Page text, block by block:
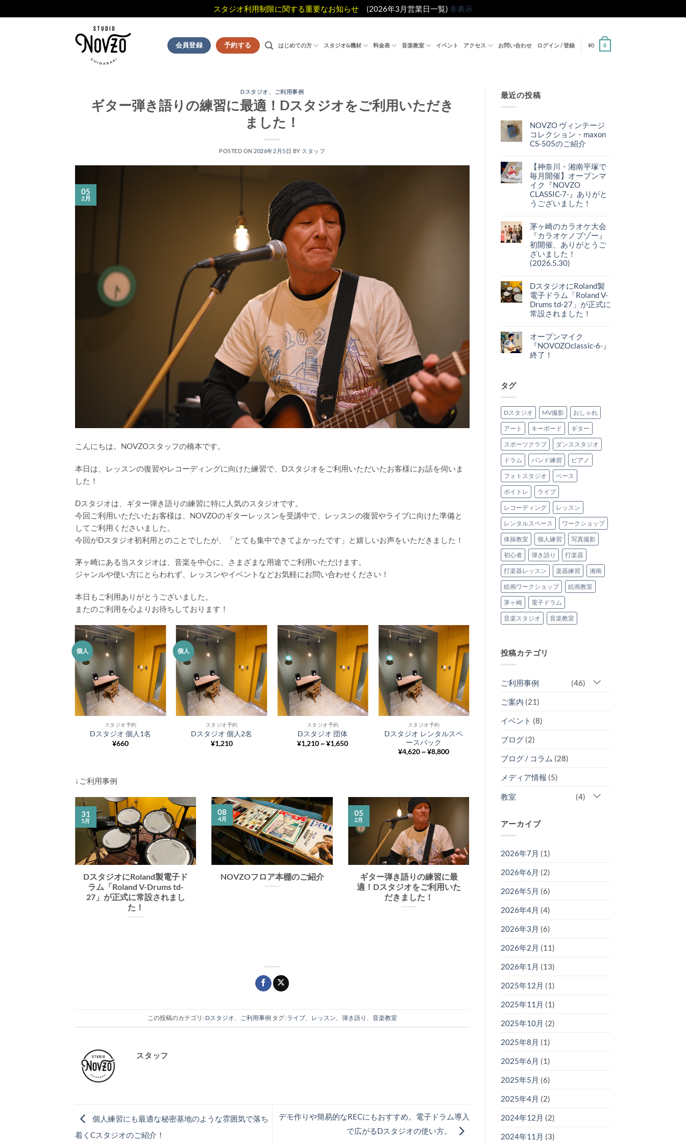
スタジオ利用制限に関する重要なお知らせ (2026年3月営業日一覧) 非表示
会員登録 予約する はじめての方 スタジオ&機材 料金表 音楽教室 イベント アクセス お問い合わせ ログイン / 登録 ¥0 0
Dスタジオ、 ご利用事例
ギター弾き語りの練習に最適！Dスタジオをご利用いただき
ました！
POSTED ON 2026年2月5日 BY スタッフ
05
2月
こんにちは。NOVZOスタッフの橋本です。
本日は、レッスンの復習やレコーディングに向けた練習で、Dスタジオをご利用いただいたお客様にお話を伺いま
した！
Dスタジオは、ギター弾き語りの練習に特に人気のスタジオです。
今回ご利用いただいたお客様は、NOVZOのギターレッスンを受講中で、レッスンの復習やライブに向けた準備と
してご利用くださいました。
今回がDスタジオ初利用とのことでしたが、「とても集中できてよかったです」と嬉しいお声をいただきました！
茅ヶ崎にある当スタジオは、音楽を中心に、さまざまな用途でご利用いただけます。
ジャンルや使い方にとらわれず、レッスンやイベントなどお気軽にお問い合わせください！
本日もご利用ありがとうございました。
またのご利用を心よりお待ちしております！
個人
スタジオ予約
Dスタジオ 個人1名
¥660
個人
スタジオ予約
Dスタジオ 個人2名
¥1,210
スタジオ予約
Dスタジオ 団体
¥1,210 ~ ¥1,650
スタジオ予約
Dスタジオ レンタルスペ
ースパック
¥4,620 ~ ¥8,800
↓ご利用事例
DスタジオにRoland製電子ド
ラム「Roland V-Drums td-
27」が正式に常設されまし
た！
31
5月
NOVZOフロア本棚のご紹介
08
4月
ギター弾き語りの練習に最
適！Dスタジオをご利用いた
だきました！
05
2月
レコーディングやライブに向
けた練習でDスタジオをご利
用いただきました！
この投稿のカテゴリ: Dスタジオ、 ご利用事例 タグ: ライブ、 レッスン、 弾き語り 、 音楽教室
スタッフ
個人練習にも最適な秘密基地のような雰囲気で落ち
着くCスタジオのご紹介！
デモ作りや簡易的なRECにもおすすめ。電子ドラム導入
で広がるDスタジオの使い方。
最近の投稿
NOVZO ヴィンテージ
コレクション・maxon
CS-505のご紹介
ン
テ
ー
ジ
コ
レ
ク
ン・
maxon
505
の
ご
紹
ト
は
ま
だ
あ
り
ま
【神奈川・湘南平塚で
毎月開催】オープンマ
イク『NOVZO
CLASSIC-7-』ありがと
うございました！
川・
湘
平
塚
で
毎
月
オ
ー
プ
ン
マ
イ
CLASSIC-
7-』
り
が
た！
へ
の
ン
ト
は
ま
だ
あ
り
ま
茅ヶ崎のカラオケ大会
『カラオケノブゾー』
初開催、ありがとうご
ざいました！
(2026.5.30)
崎
の
カ
ラ
オ
ケ
『カ
ラ
ケ
ノ
り
が
と
う
ご
ざ
い
ま
し
た！
(2026.5.30)
へ
の
ン
ト
は
ま
だ
あ
せ
ん
DスタジオにRoland製
電子ドラム「Roland V-
Drums td-27」が正式に
常設されました！
タ
ジ
に
Roland
V-
Drums
td-
27」
が
正
式
に
常
設
さ
れ
ま
し
た！
へ
の
ン
ト
は
ま
だ
オープンマイク
『NOVOZOclassic-6-』
終了！
『NOVOZOclassic-
6-』
終
了！
へ
の
あ
り
ま
せ
ん
タグ
Dスタジオ MV撮影 おしゃれ
アート キーボード ギター
スポーツクラブ ダンススタジオ
ドラム バンド練習 ピアノ
フォトスタジオ ベース
ボイトレ ライブ
レコーディング レッスン
レンタルスペース ワークショップ
体操教室 個人練習 写真撮影
初心者 弾き語り 打楽器
打楽器レッスン 楽器練習 湘南
絵画ワークショップ 絵画教室
茅ヶ崎 電子ドラム
音楽スタジオ 音楽教室
投稿カテゴリ
ご利用事例 (46)
ご案内 (21)
イベント (8)
ブログ(2)
ブログ / コラム (28)
メディア情報 (5)
教室 (4)
アーカイブ
2026年7月 (1)
2026年6月 (2)
2026年5月 (6)
2026年4月 (4)
2026年3月 (6)
2026年2月 (11)
2026年1月 (13)
2025年12月 (1)
2025年11月 (1)
2025年10月 (2)
2025年8月 (1)
2025年6月 (1)
2025年5月 (6)
2025年4月 (2)
2024年12月 (2)
2024年11月 (3)